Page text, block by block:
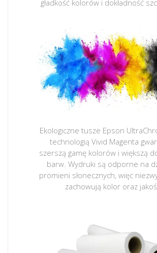
gładkość kolorów i dokładność
Ekologiczne tusze Epson
technologią Vivid Magenta
szerszą gamę kolorów i większą
barw. Wydruki są odporne na
promieni słonecznych, więc
zachowują kolor oraz